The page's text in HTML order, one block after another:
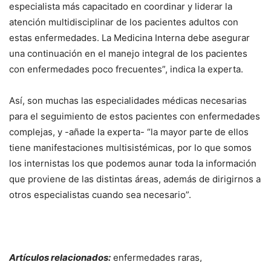
especialista más capacitado en coordinar y liderar la
atención multidisciplinar de los pacientes adultos con
estas enfermedades. La Medicina Interna debe asegurar
una continuación en el manejo integral de los pacientes
con enfermedades poco frecuentes”, indica la experta.
Así, son muchas las especialidades médicas necesarias
para el seguimiento de estos pacientes con enfermedades
complejas, y -añade la experta- “la mayor parte de ellos
tiene manifestaciones multisistémicas, por lo que somos
los internistas los que podemos aunar toda la información
que proviene de las distintas áreas, además de dirigirnos a
otros especialistas cuando sea necesario”.
Artículos relacionados: enfermedades raras,